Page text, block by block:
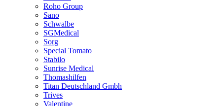
Roho Group
Sano
Schwalbe
SGMedical
Sorg
Special Tomato
Stabilo
Sunrise Medical
Thomashilfen
Titan Deutschland Gmbh
Trives
Valentine